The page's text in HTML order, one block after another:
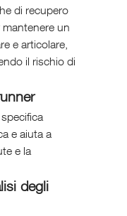
di recupero
un
e articolare,
il rischio di
e aiuta a
e la
degli